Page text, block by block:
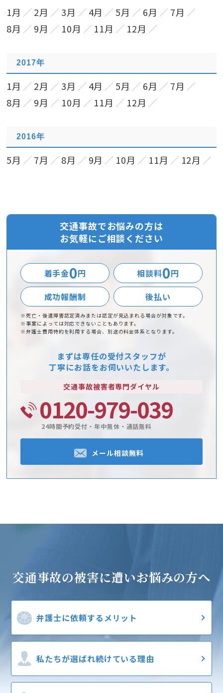
1月 2月 3月 4月 5月 6月
7月
8月
9月 10月 11月 12月
2017年
1月 2月 3月 4月 5月 6月
7月
8月
9月 10月 11月 12月
2016年
5月 7月 8月 9月 10月 11月 12月
交通事故でお悩みの方は
お気軽にご相談ください
着手金0円 相談料0円
成功報酬制
後払い
※死亡・後遺障害認定済みまたは認定が見込まれる場合が対象です。
※事案によっては対応できないこともあります。
※弁護士費用特約を利用する場合、別途の料金体系となります。
まずは専任の受付スタッフが
丁寧にお話をお伺いいたします。
交通事故被害者専門ダイヤル
0120-979-039
24時間予約受付・年中無休・通話無料
メール相談無料
交通事故の被害に遭いお悩みの方へ
弁護士に依頼するメリット
私たちが選ばれ続けている理由